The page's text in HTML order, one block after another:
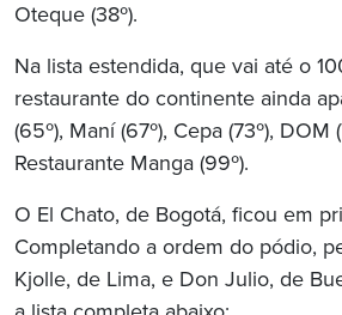
Oteque (38º).
Na lista estendida, que vai até o
restaurante do continente ainda
(65º), Maní (67º), Cepa (73º), DOM
Restaurante Manga (99º).
O El Chato, de Bogotá, ficou em
Completando a ordem do pódio,
Kjolle, de Lima, e Don Julio, de